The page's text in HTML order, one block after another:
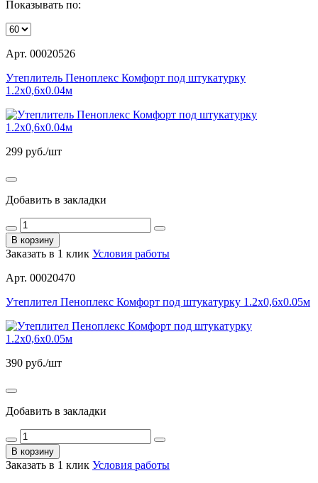
Показывать по:
Арт. 00020526
Утеплитель Пеноплекс Комфорт под штукатурку
1.2х0,6х0.04м
299 руб./шт
Добавить в закладки
В корзину
Заказать в 1 клик Условия работы
Арт. 00020470
Утеплител Пеноплекс Комфорт под штукатурку 1.2х0,6х0.05м
390 руб./шт
Добавить в закладки
В корзину
Заказать в 1 клик Условия работы